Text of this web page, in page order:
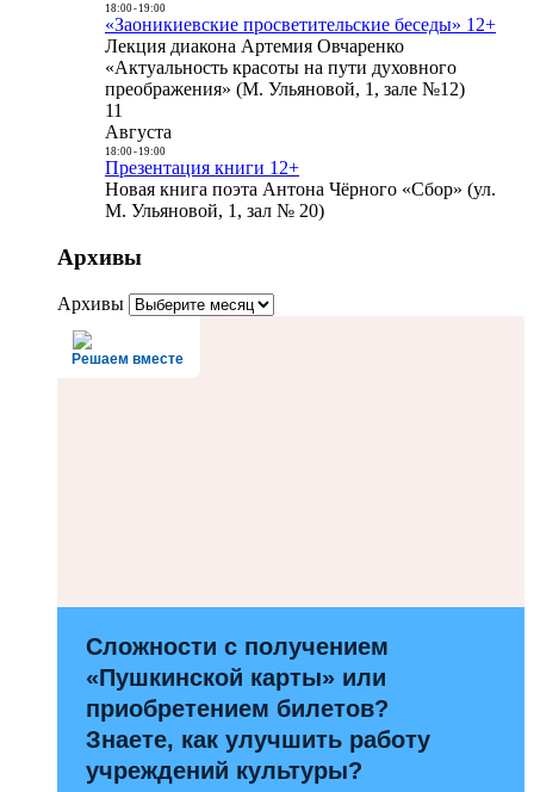
18:00- 19:00
«Заоникиевские просветительские беседы» 12+
Лекция диакона Артемия Овчаренко
«Актуальность красоты на пути духовного
преображения» (М. Ульяновой, 1, зале №12)
11
Августа
18:00- 19:00
Презентация книги 12+
Новая книга поэта Антона Чёрного «Сбор» (ул.
М. Ульяновой, 1, зал № 20)
Архивы
Архивы
Решаем вместе
Сложности с получением
«Пушкинской карты» или
приобретением билетов?
Знаете, как улучшить работу
учреждений культуры?